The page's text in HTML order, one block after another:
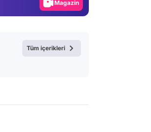
Video
Tüm içerikleri